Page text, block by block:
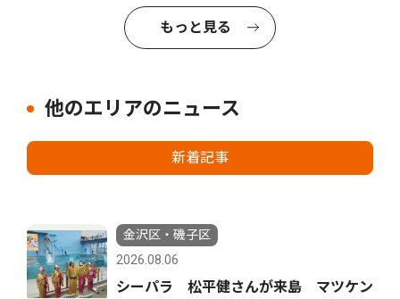
もっと見る
他のエリアのニュース
新着記事
金沢区・磯子区
2026.08.06
シーパラ 松平健さんが来島 マツケン